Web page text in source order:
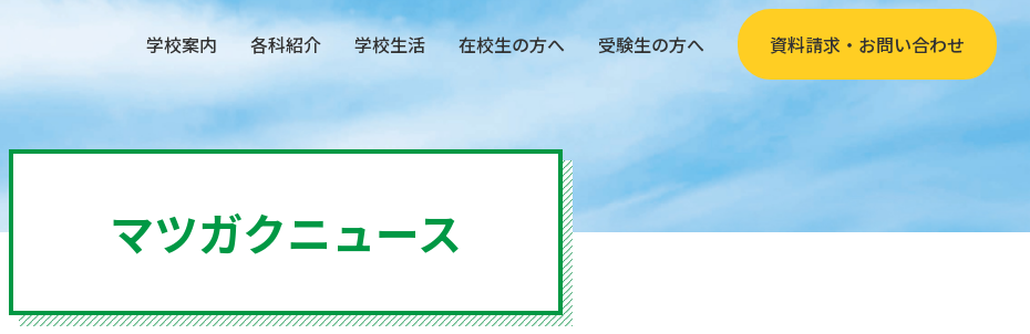
学校案内 各科紹介 学校生活 在校生の方へ 受験生の方へ 資料請求・お問い合わせ
マツガクニュース